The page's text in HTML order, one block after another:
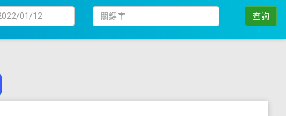
期
鍵
查詢